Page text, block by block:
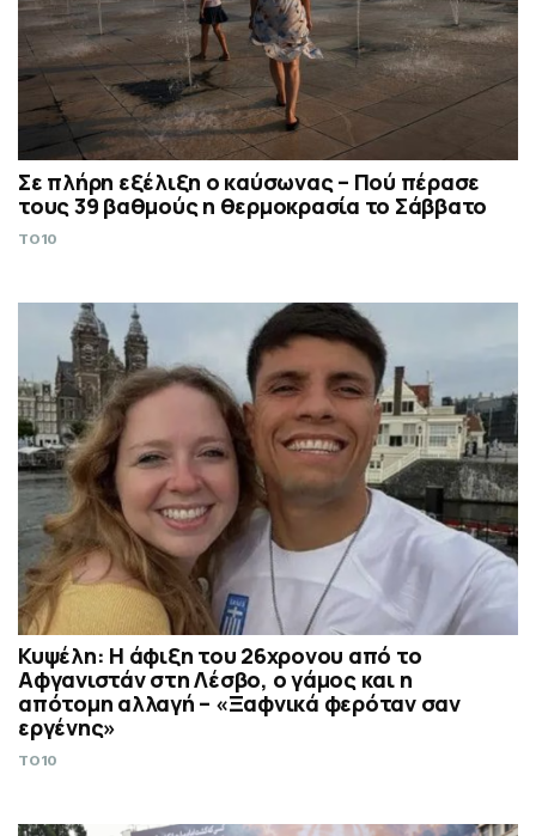
Σε πλήρη εξέλιξη ο καύσωνας – Πού πέρασε
τους 39 βαθμούς η θερμοκρασία το Σάββατο
TO10
Κυψέλη: Η άφιξη του 26χρονου από το
Αφγανιστάν στη Λέσβο, ο γάμος και η
απότομη αλλαγή – «Ξαφνικά φερόταν σαν
εργένης»
TO10